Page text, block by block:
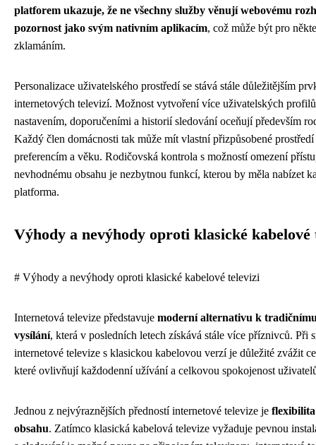
platforem ukazuje, že ne všechny služby věnují webovému
pozornost jako svým nativním aplikacím, což může být pro
zklamáním.
Personalizace uživatelského prostředí se stává stále důležitějším
internetových televizí. Možnost vytvoření více uživatelských
nastavením, doporučeními a historií sledování oceňují především
Každý člen domácnosti tak může mít vlastní přizpůsobené
preferencím a věku. Rodičovská kontrola s možností omezení
nevhodnému obsahu je nezbytnou funkcí, kterou by měla nabízet
platforma.
Výhody a nevýhody oproti klasické kabelové
# Výhody a nevýhody oproti klasické kabelové televizi
Internetová televize představuje moderní alternativu k
vysílání, která v posledních letech získává stále více příznivců. Při
internetové televize s klasickou kabelovou verzí je důležité zvážit
které ovlivňují každodenní užívání a celkovou spokojenost
Jednou z nejvýraznějších předností internetové televize je
obsahu. Zatímco klasická kabelová televize vyžaduje pevnou